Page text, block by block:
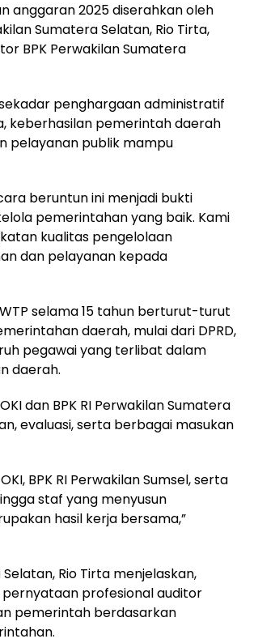
anggaran 2025 diserahkan oleh
Sumatera Selatan, Rio Tirta,
BPK Perwakilan Sumatera
penghargaan administratif
keberhasilan pemerintah daerah
pelayanan publik mampu
beruntun ini menjadi bukti
pemerintahan yang baik. Kami
kualitas pengelolaan
dan pelayanan kepada
selama 15 tahun berturut-turut
daerah, mulai dari DPRD,
pegawai yang terlibat dalam
daerah.
dan BPK RI Perwakilan Sumatera
evaluasi, serta berbagai masukan
BPK RI Perwakilan Sumsel, serta
staf yang menyusun
hasil kerja bersama,”
Rio Tirta menjelaskan,
profesional auditor
pemerintah berdasarkan